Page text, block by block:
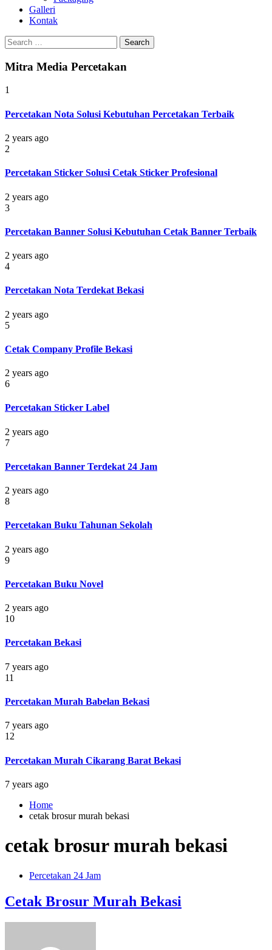
Galleri
Kontak
Search
for:
Mitra Media Percetakan
1
Percetakan Nota Solusi Kebutuhan Percetakan Terbaik
2 years ago
2
Percetakan Sticker Solusi Cetak Sticker Profesional
2 years ago
3
Percetakan Banner Solusi Kebutuhan Cetak Banner Terbaik
2 years ago
4
Percetakan Nota Terdekat Bekasi
2 years ago
5
Cetak Company Profile Bekasi
2 years ago
6
Percetakan Sticker Label
2 years ago
7
Percetakan Banner Terdekat 24 Jam
2 years ago
8
Percetakan Buku Tahunan Sekolah
2 years ago
9
Percetakan Buku Novel
2 years ago
10
Percetakan Bekasi
7 years ago
11
Percetakan Murah Babelan Bekasi
7 years ago
12
Percetakan Murah Cikarang Barat Bekasi
7 years ago
Home
cetak brosur murah bekasi
cetak brosur murah bekasi
Percetakan 24 Jam
Cetak Brosur Murah Bekasi